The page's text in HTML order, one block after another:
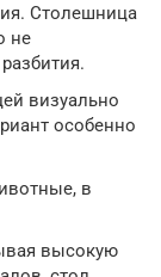
Столешница
не
визуально
особенно
в
высокую